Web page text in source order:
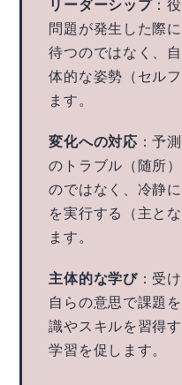
リーダーシップ：
問題が発生した際
待つのではなく、
体的な姿勢（セル
ます。
変化への対応 ：予
のトラブル（随所
のではなく、冷静
を実行する（主と
ます。
主体的な学び：受
自らの意思で課題
識やスキルを習得
学習を促します。